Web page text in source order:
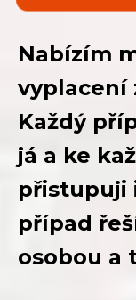
Nabízím
vyplacení
Každý
já a ke
přistupuji
případ
osobou a